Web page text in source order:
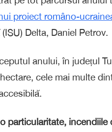
proiect româno-
Delta, Daniel Petrov.
anului, în județul
cele mai multe
particularitate,